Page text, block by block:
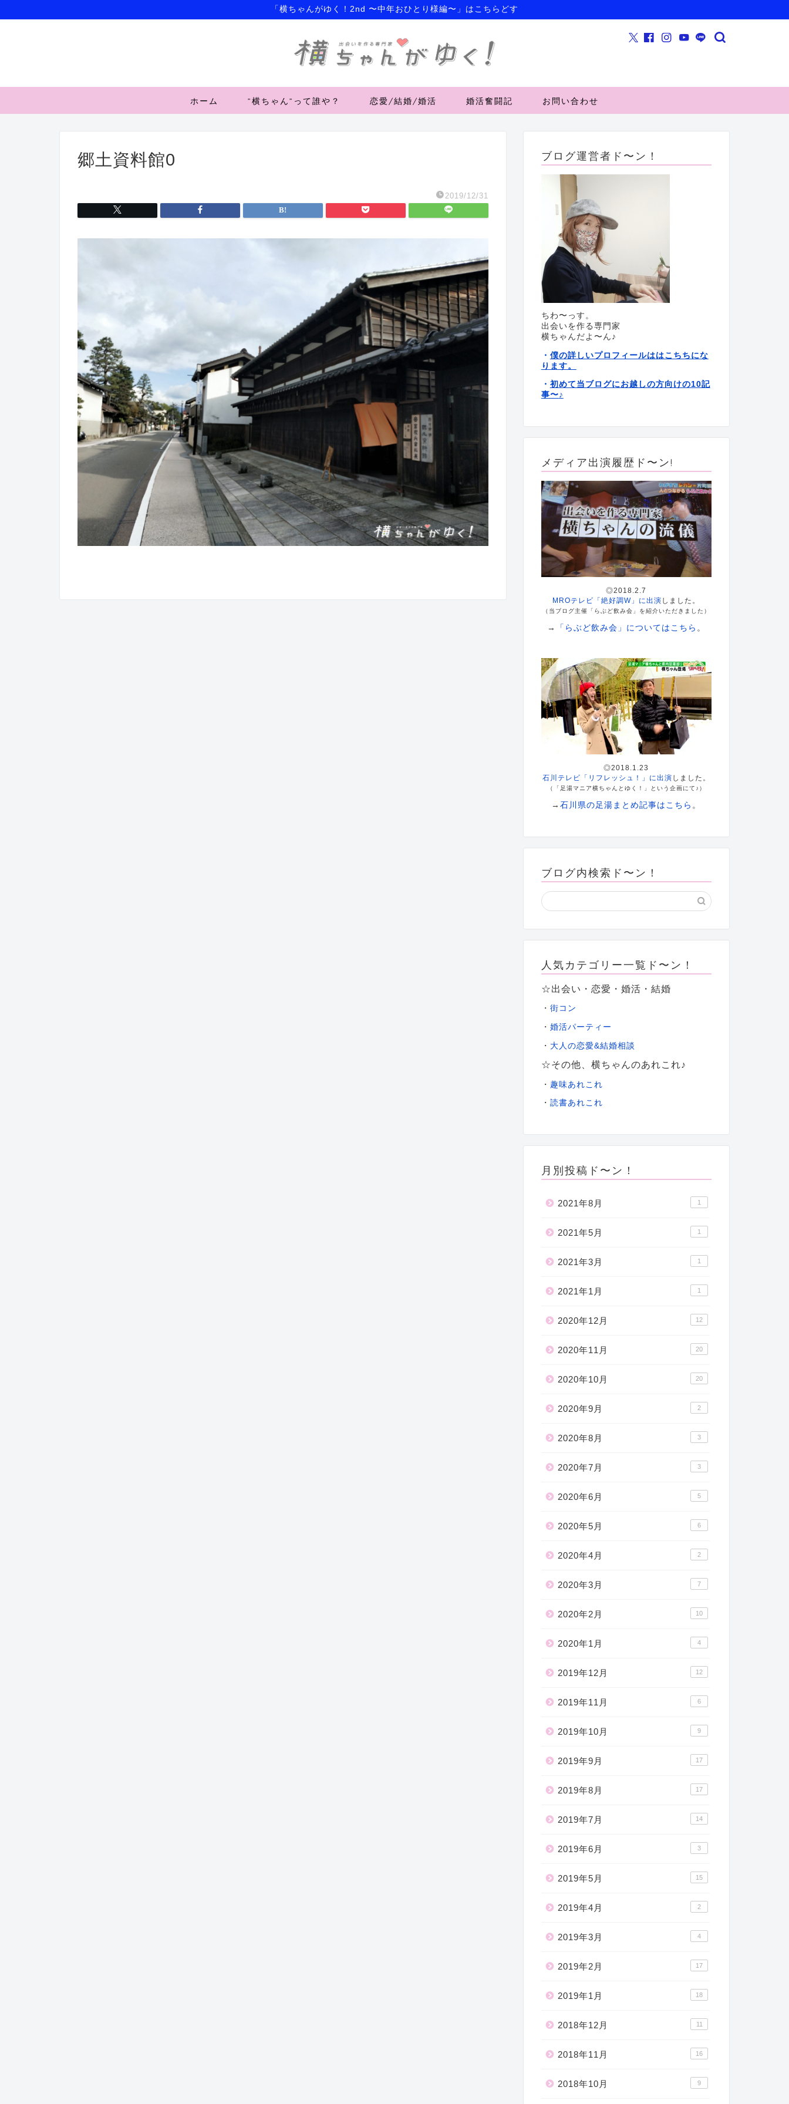
「横ちゃんがゆく！2nd 〜中年おひとり様編〜」はこちらどす
ホーム ”横ちゃん”って誰や？ 恋愛/結婚/婚活 婚活奮闘記 お問い合わせ
郷土資料館0
2019/12/31
ブログ運営者ド〜ン！
ちわ〜っす。
出会いを作る専門家
横ちゃんだよ〜ん♪
・ 僕の詳しいプロフィールははこちちにな
ります。
・ 初めて当ブログにお越しの方向けの10記
事〜♪
メディア出演履歴ド〜ン!
◎2018.2.7
MROテレビ「絶好調W」に出演 しました。
（当ブログ主催「らぶど飲み会」を紹介いただきました）
→ 「らぶど飲み会」についてはこちら 。
◎2018.1.23
石川テレビ「リフレッシュ！」に出演 しました。
（「足湯マニア横ちゃんとゆく！」という企画にて♪）
→石川県の足湯まとめ記事はこちら 。
ブログ内検索ド〜ン！
人気カテゴリー一覧ド〜ン！
☆出会い・恋愛・婚活・結婚
・ 街コン
・ 婚活パーティー
・ 大人の恋愛&結婚相談
☆その他、横ちゃんのあれこれ♪
・ 趣味あれこれ
・ 読書あれこれ
月別投稿ド〜ン！
2021年8月 1
2021年5月 1
2021年3月 1
2021年1月 1
2020年12月 12
2020年11月 20
2020年10月 20
2020年9月 2
2020年8月 3
2020年7月 3
2020年6月 5
2020年5月 6
2020年4月 2
2020年3月 7
2020年2月 10
2020年1月 4
2019年12月 12
2019年11月 6
2019年10月 9
2019年9月 17
2019年8月 17
2019年7月 14
2019年6月 3
2019年5月 15
2019年4月 2
2019年3月 4
2019年2月 17
2019年1月 18
2018年12月 11
2018年11月 16
2018年10月 9